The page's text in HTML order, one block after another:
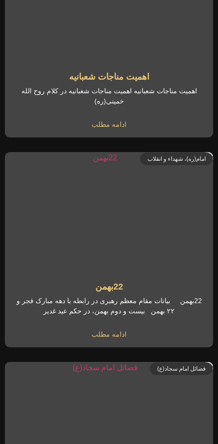
اهمیت مناجات شعبانیه
اهمیت مناجات شعبانیه اهمیت مناجات شعبانیه در کلام روح الله
خمینی(ره)
ادامه مطلب
امام(ره)، شهداء و انقلاب
22بهمن
22بهمن بیانات مقام معظم رهبری در رابطه با دهه مبارک فجر و
۲۲ بهمن بیست و دوم بهمن، در حکم عید غدیر
ادامه مطلب
فضائل امام سجاد(ع)